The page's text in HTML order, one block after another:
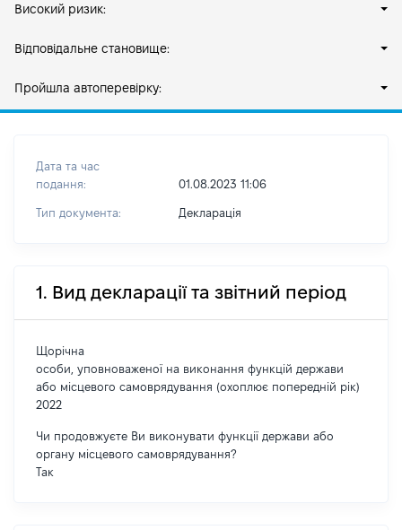
Високий ризик:
Відповідальне становище:
Пройшла автоперевірку:
Дата та час
подання:
01.08.2023 11:06
Тип документа: Декларація
1. Вид декларації та звітний період
Щорічна
особи, уповноваженої на виконання функцій держави
або місцевого самоврядування (охоплює попередній рік)
2022
Чи продовжуєте Ви виконувати функції держави або
органу місцевого самоврядування?
Так